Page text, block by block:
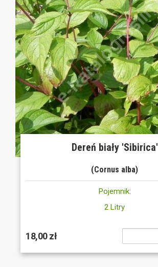
Dereń biały 'Sibirica'
(Cornus alba)
Pojemnik:
2 Litry
18,00 zł